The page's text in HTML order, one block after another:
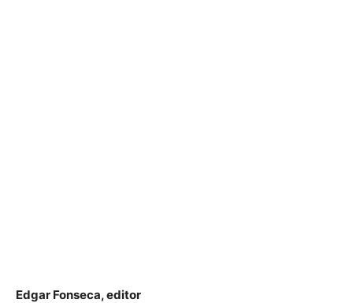
Edgar Fonseca, editor